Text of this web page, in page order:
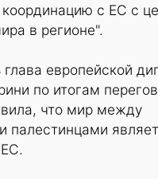
с ЕС с
в регионе".
европейской
по итогам
что мир между
палестинцами